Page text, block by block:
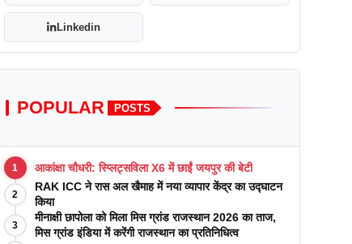
Linkedin
POPULAR POSTS
1 आकांक्षा चौधरी: स्प्लिट्सविला X6 में छाईं जयपुर की बेटी
2
RAK ICC ने रास अल खैमाह में नया व्यापार केंद्र का उद्घाटन
किया
3
मीनाक्षी छापोला को मिला मिस ग्रांड राजस्थान 2026 का ताज,
मिस ग्रांड इंडिया में करेंगी राजस्थान का प्रतिनिधित्व